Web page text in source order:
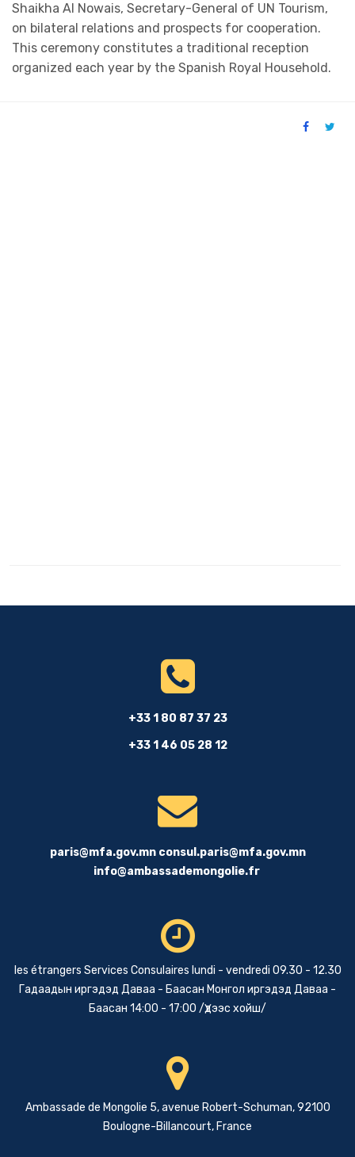
Shaikha Al Nowais, Secretary-General of UN Tourism,
on bilateral relations and prospects for cooperation.
This ceremony constitutes a traditional reception
organized each year by the Spanish Royal Household.
+33 1 80 87 37 23
+33 1 46 05 28 12
paris@mfa.gov.mn consul.paris@mfa.gov.mn
info@ambassademongolie.fr
les étrangers Services Consulaires lundi - vendredi 09.30 - 12.30
Гадаадын иргэдэд Даваа - Баасан Монгол иргэдэд Даваа -
Баасан 14:00 - 17:00 /Үдээс хойш/
Ambassade de Mongolie 5, avenue Robert-Schuman, 92100
Boulogne-Billancourt, France